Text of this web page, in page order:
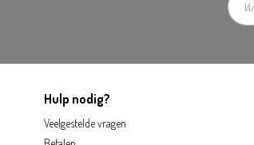
Hulp nodig?
Veelgestelde vragen